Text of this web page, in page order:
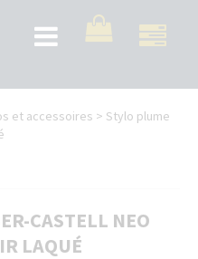
Toggle
navigation
et accessoires > Stylo plume
CASTELL NEO
LAQUÉ